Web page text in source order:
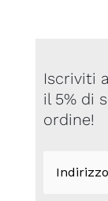
Iscriviti
il 5% di
ordine!
email